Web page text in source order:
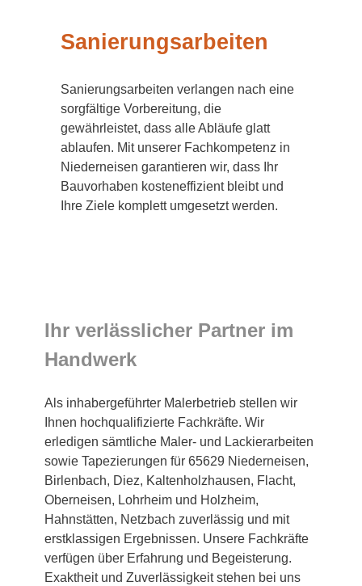
Sanierungsarbeiten
Sanierungsarbeiten verlangen nach eine
sorgfältige Vorbereitung, die
gewährleistet, dass alle Abläufe glatt
ablaufen. Mit unserer Fachkompetenz in
Niederneisen garantieren wir, dass Ihr
Bauvorhaben kosteneffizient bleibt und
Ihre Ziele komplett umgesetzt werden.
Ihr verlässlicher Partner im
Handwerk
Als inhabergeführter Malerbetrieb stellen wir
Ihnen hochqualifizierte Fachkräfte. Wir
erledigen sämtliche Maler- und Lackierarbeiten
sowie Tapezierungen für 65629 Niederneisen,
Birlenbach, Diez, Kaltenholzhausen, Flacht,
Oberneisen, Lohrheim und Holzheim,
Hahnstätten, Netzbach zuverlässig und mit
erstklassigen Ergebnissen. Unsere Fachkräfte
verfügen über Erfahrung und Begeisterung.
Exaktheit und Zuverlässigkeit stehen bei uns